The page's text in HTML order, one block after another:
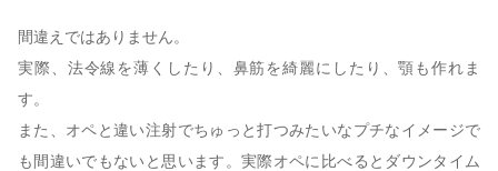
間違えではありません。
実際、法令線を薄くしたり、鼻筋を綺麗にしたり、顎も作れま
す。
また、オペと違い注射でちゅっと打つみたいなプチなイメージで
も間違いでもないと思います。実際オペに比べるとダウンタイム